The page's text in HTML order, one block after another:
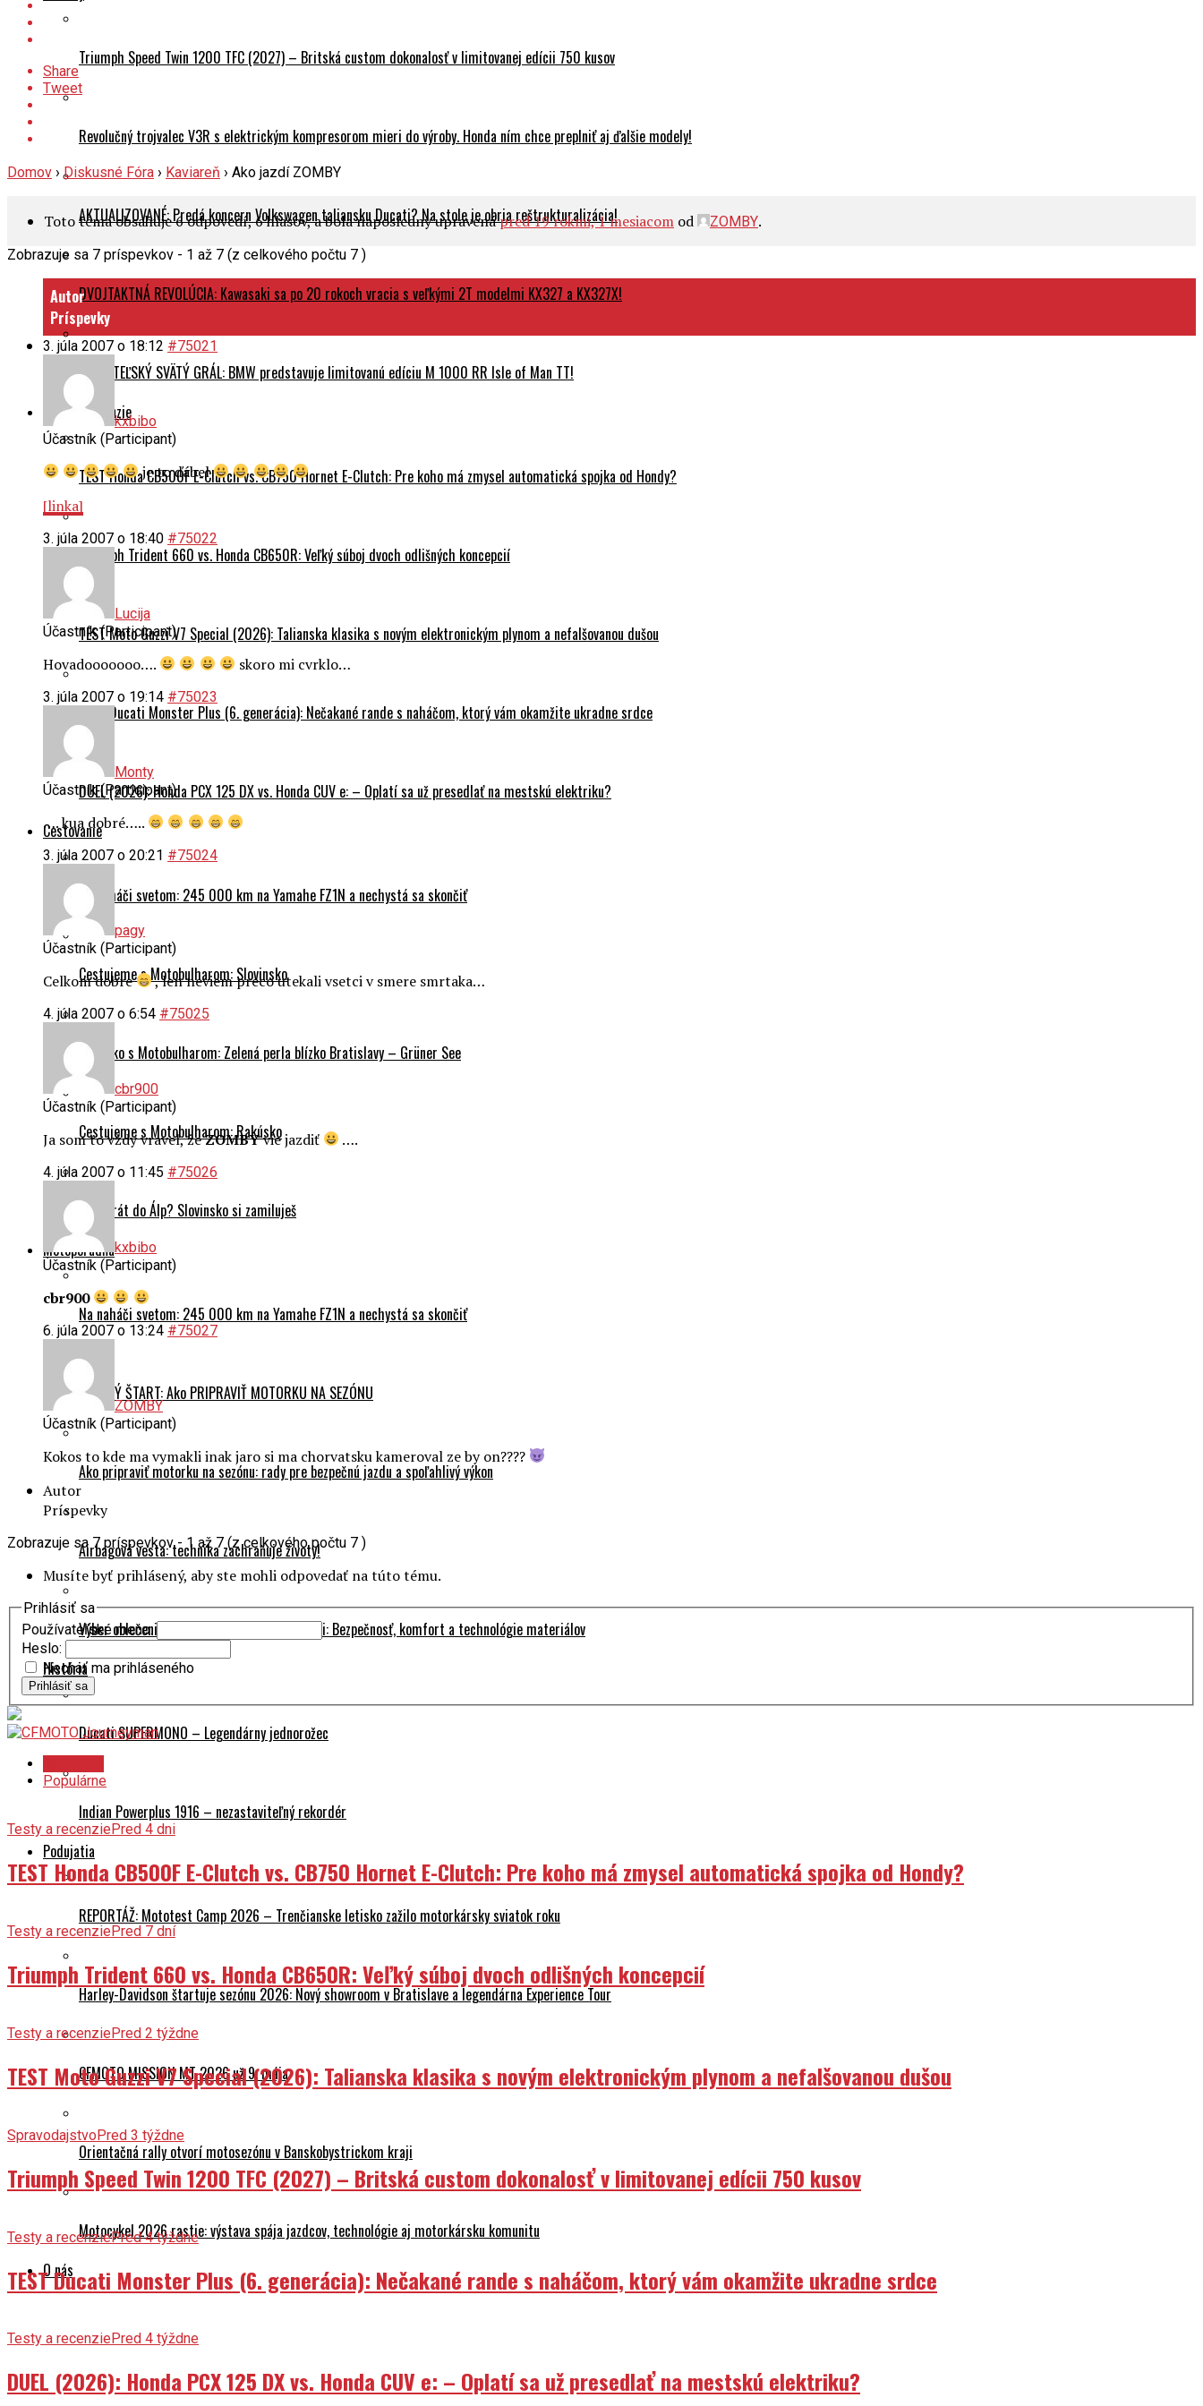
Triumph Speed Twin 1200 TFC (2027) – Britská custom dokonalosť v limitovanej edícii 750 kusov
Revolučný trojvalec V3R s elektrickým kompresorom mieri do výroby. Honda ním chce preplniť aj ďalšie modely!
AKTUALIZOVANÉ: Predá koncern Volkswagen taliansku Ducati? Na stole je obria reštrukturalizácia!
DVOJTAKTNÁ REVOLÚCIA: Kawasaki sa po 20 rokoch vracia s veľkými 2T modelmi KX327 a KX327X!
ZBERATEĽSKÝ SVÄTÝ GRÁL: BMW predstavuje limitovanú edíciu M 1000 RR Isle of Man TT!
Testy a recenzie
TEST Honda CB500F E-Clutch vs. CB750 Hornet E-Clutch: Pre koho má zmysel automatická spojka od Hondy?
Triumph Trident 660 vs. Honda CB650R: Veľký súboj dvoch odlišných koncepcií
TEST Moto Guzzi V7 Special (2026): Talianska klasika s novým elektronickým plynom a nefalšovanou dušou
TEST Ducati Monster Plus (6. generácia): Nečakané rande s naháčom, ktorý vám okamžite ukradne srdce
DUEL (2026): Honda PCX 125 DX vs. Honda CUV e: – Oplatí sa už presedlať na mestskú elektriku?
Cestovanie
Na naháči svetom: 245 000 km na Yamahe FZ1N a nechystá sa skončiť
Cestujeme s Motobulharom: Slovinsko
Rakúsko s Motobulharom: Zelená perla blízko Bratislavy – Grüner See
Cestujeme s Motobulharom: Rakúsko
Prvý krát do Álp? Slovinsko si zamiluješ
Motoporadňa
Na naháči svetom: 245 000 km na Yamahe FZ1N a nechystá sa skončiť
HLADKÝ ŠTART: Ako PRIPRAVIŤ MOTORKU NA SEZÓNU
Ako pripraviť motorku na sezónu: rady pre bezpečnú jazdu a spoľahlivý výkon
Airbagová vesta: technika zachraňuje životy!
Výber oblečenia pre spolujazdca na motocykli: Bezpečnosť, komfort a technológie materiálov
História
Ducati SUPERMONO – Legendárny jednorožec
Indian Powerplus 1916 – nezastaviteľný rekordér
Podujatia
REPORTÁŽ: Mototest Camp 2026 – Trenčianske letisko zažilo motorkársky sviatok roku
Harley-Davidson štartuje sezónu 2026: Nový showroom v Bratislave a legendárna Experience Tour
CFMOTO MISSION MT 2026 už 9. mája
Orientačná rally otvorí motosezónu v Banskobystrickom kraji
Motocykel 2026 rastie: výstava spája jazdcov, technológie aj motorkársku komunitu
O nás
Share
Tweet
Domov › Diskusné Fóra › Kaviareň › Ako jazdí ZOMBY
Toto téma obsahuje 6 odpovedí, 6 hlasov, a bola naposledny upravenápred 19 rokmi, 1 mesiacom od ZOMBY.
Zobrazuje sa 7 príspevkov - 1 až 7 (z celkového počtu 7 )
Autor
Príspevky
3. júla 2007 o 18:12 #75021
kxbibo
Účastník (Participant)
je to ďábel
[linka]
3. júla 2007 o 18:40 #75022
Lucija
Účastník (Participant)
Hovadooooooo…. skoro mi cvrklo…
3. júla 2007 o 19:14 #75023
Monty
Účastník (Participant)
…. kua dobré…..
3. júla 2007 o 20:21 #75024
pagy
Účastník (Participant)
Celkom dobre , len neviem preco utekali vsetci v smere smrtaka…
4. júla 2007 o 6:54 #75025
cbr900
Účastník (Participant)
Ja som to vždy vravel, žeZOMBYvie jazdiť ….
4. júla 2007 o 11:45 #75026
kxbibo
Účastník (Participant)
cbr900
6. júla 2007 o 13:24 #75027
ZOMBY
Účastník (Participant)
Kokos to kde ma vymakli inak jaro si ma chorvatsku kameroval ze by on????
Autor
Príspevky
Zobrazuje sa 7 príspevkov - 1 až 7 (z celkového počtu 7 )
Musíte byť prihlásený, aby ste mohli odpovedať na túto tému.
Prihlásiť sa
Používateľské meno:
Heslo:
Nechať ma prihláseného
Prihlásiť sa
Populárne
Testy a recenziePred 4 dni
TEST Honda CB500F E-Clutch vs. CB750 Hornet E-Clutch: Pre koho má zmysel automatická spojka od Hondy?
Testy a recenziePred 7 dní
Triumph Trident 660 vs. Honda CB650R: Veľký súboj dvoch odlišných koncepcií
Testy a recenziePred 2 týždne
TEST Moto Guzzi V7 Special (2026): Talianska klasika s novým elektronickým plynom a nefalšovanou dušou
SpravodajstvoPred 3 týždne
Triumph Speed Twin 1200 TFC (2027) – Britská custom dokonalosť v limitovanej edícii 750 kusov
Testy a recenziePred 4 týždne
TEST Ducati Monster Plus (6. generácia): Nečakané rande s naháčom, ktorý vám okamžite ukradne srdce
Testy a recenziePred 4 týždne
DUEL (2026): Honda PCX 125 DX vs. Honda CUV e: – Oplatí sa už presedlať na mestskú elektriku?